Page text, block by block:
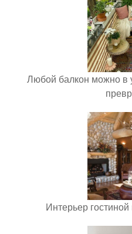
Любой балкон можно в
Интерьер